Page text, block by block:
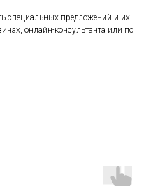
специальных предложений и их
онлайн-консультанта или по